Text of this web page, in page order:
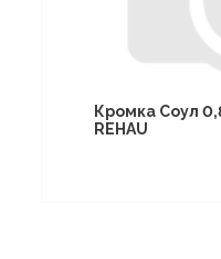
Кромка Соул
REHAU